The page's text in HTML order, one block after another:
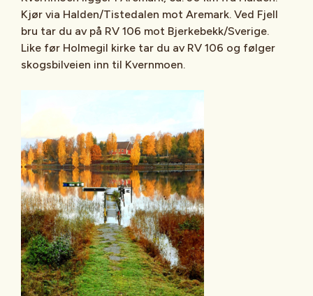
Kjør via Halden/Tistedalen mot Aremark. Ved Fjell
bru tar du av på RV 106 mot Bjerkebekk/Sverige.
Like før Holmegil kirke tar du av RV 106 og følger
skogsbilveien inn til Kvernmoen.